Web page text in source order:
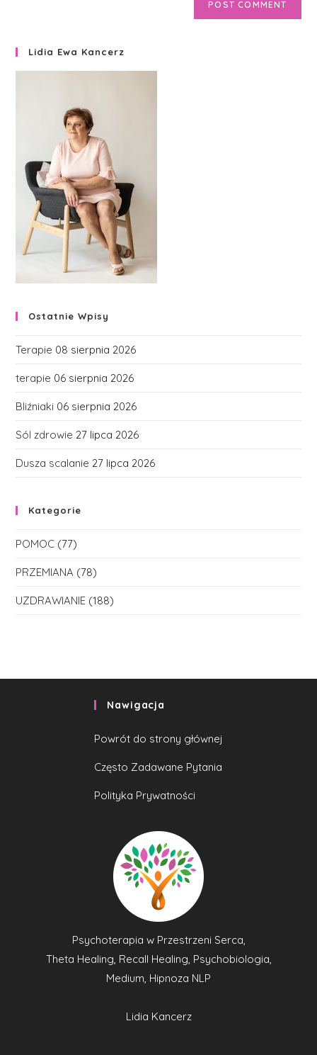
Lidia Ewa Kancerz
Ostatnie Wpisy
Terapie 08 sierpnia 2026
terapie 06 sierpnia 2026
Bliźniaki 06 sierpnia 2026
Sól zdrowie 27 lipca 2026
Dusza scalanie 27 lipca 2026
Kategorie
POMOC (77)
PRZEMIANA (78)
UZDRAWIANIE (188)
Nawigacja
Powrót do strony głównej
Często Zadawane Pytania
Polityka Prywatności
Psychoterapia w Przestrzeni Serca,
Theta Healing, Recall Healing, Psychobiologia,
Medium, Hipnoza NLP
Lidia Kancerz